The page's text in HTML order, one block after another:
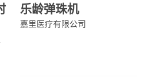
乐龄弹珠机
嘉里医疗有限公司